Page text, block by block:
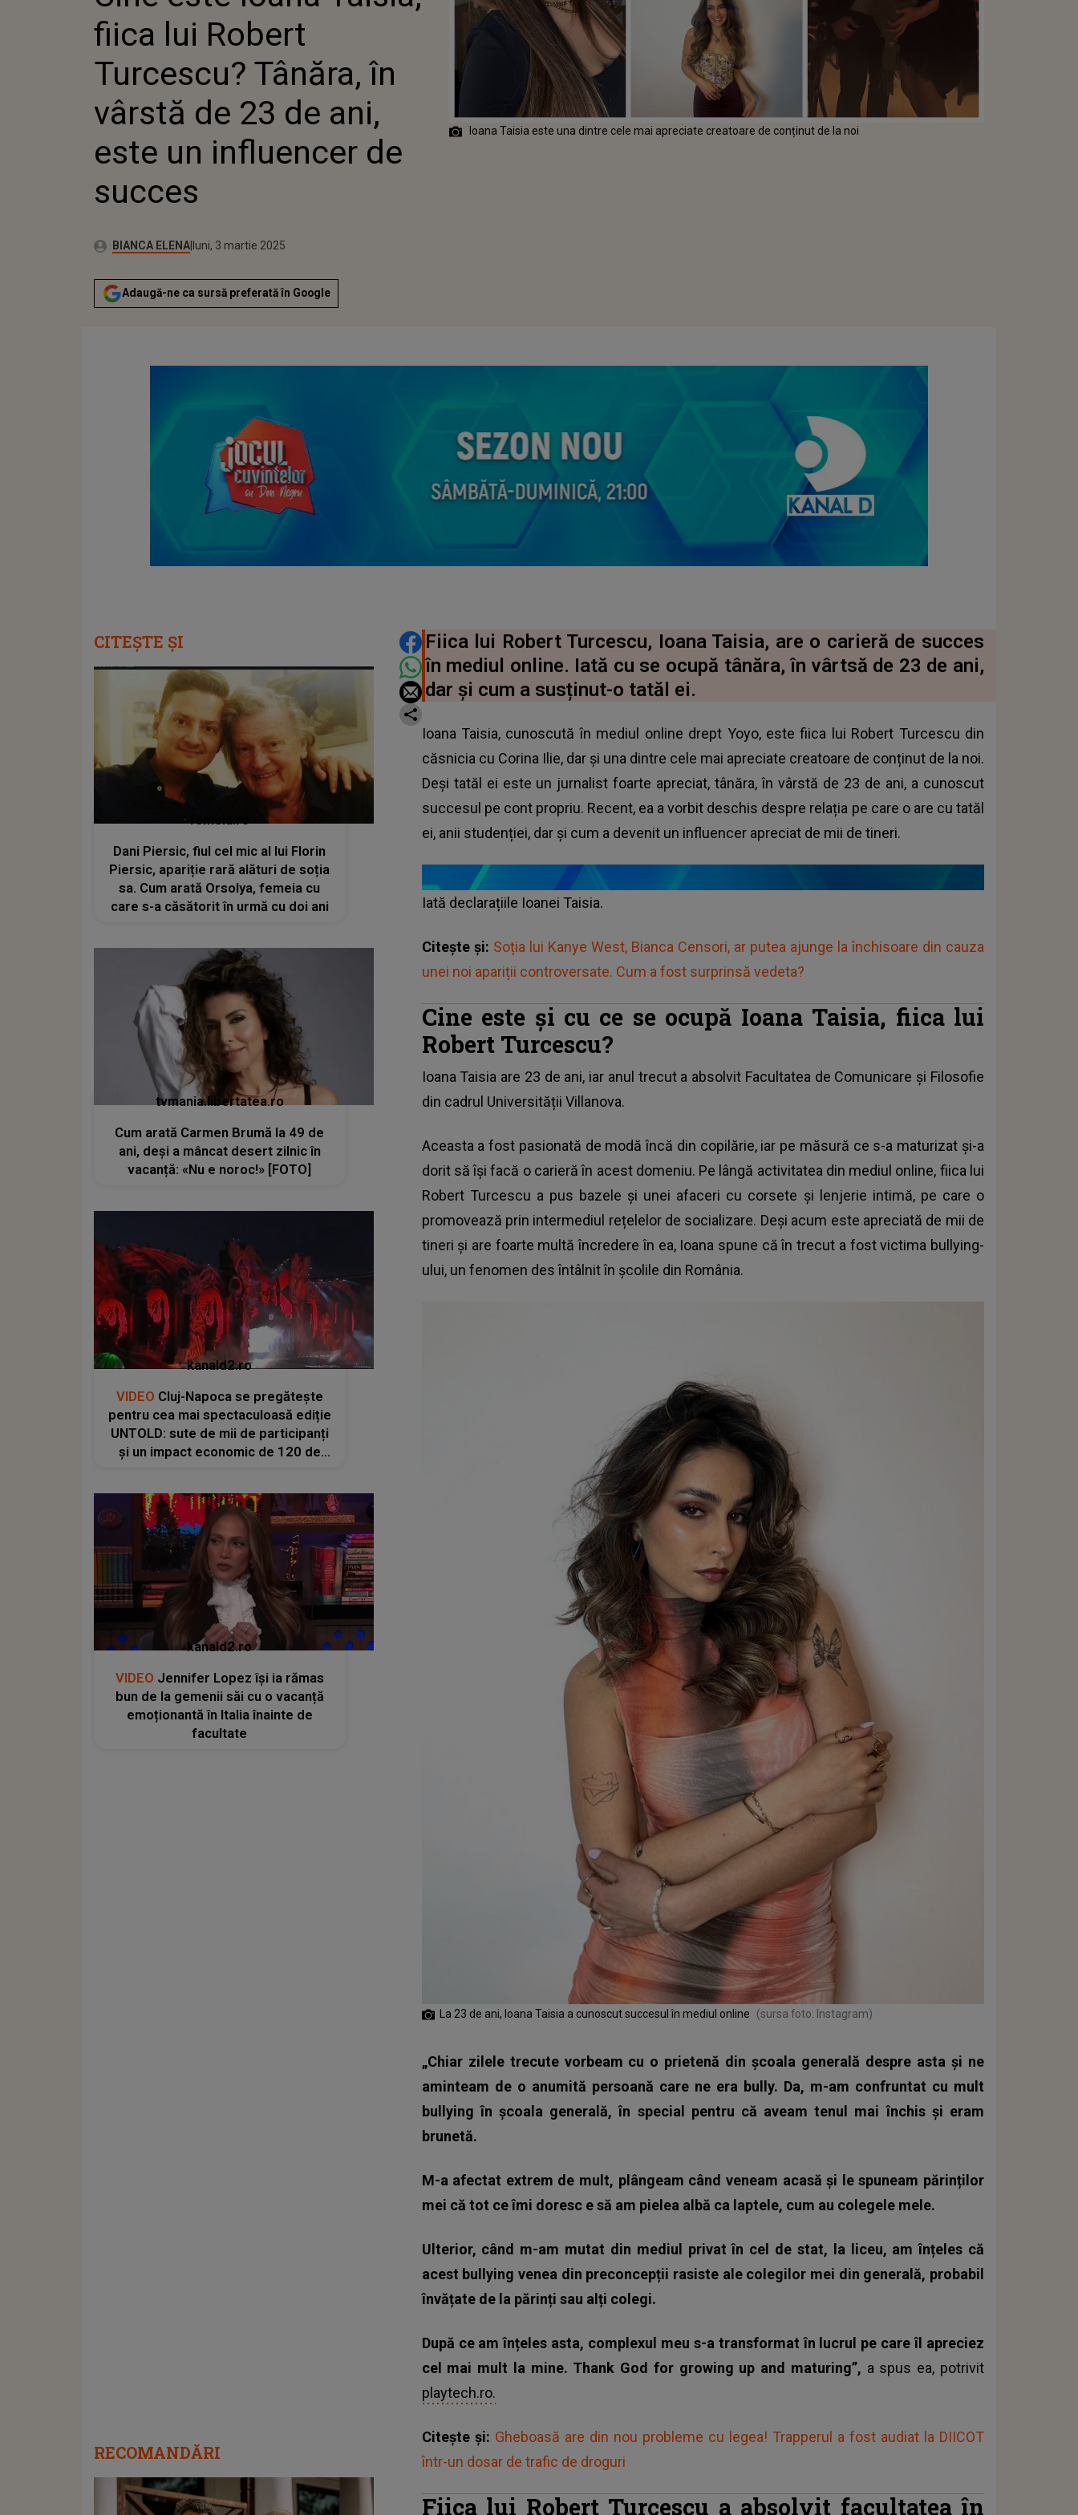
TÂNĂRA, ÎN VÂRSTĂ DE
SUCCES
fiica lui Robert
Turcescu? Tânăra, în
vârstă de 23 de ani,
este un influencer de
succes
Autor:BIANCA ELENAPublicat:
duminică, 3 martie 2024
Actualizat:
luni, 3 martie 2025
Adaugă-ne ca sursă preferată în Google
Ioana Taisia este una dintre cele mai apreciate creatoare de conținut de la noi
DISTRIBUIE ARTICOLUL
Fiica lui Robert Turcescu, Ioana Taisia, are o carieră de succes
în mediul online. Iată cu se ocupă tânăra, în vârtsă de 23 de ani,
dar și cum a susținut-o tatăl ei.
Ioana Taisia, cunoscută în mediul online drept Yoyo, este fiica lui Robert Turcescu din
căsnicia cu Corina Ilie, dar și una dintre cele mai apreciate creatoare de conținut de la noi.
Deși tatăl ei este un jurnalist foarte apreciat, tânăra, în vârstă de 23 de ani, a cunoscut
succesul pe cont propriu. Recent, ea a vorbit deschis despre relația pe care o are cu tatăl
ei, anii studenției, dar și cum a devenit un influencer apreciat de mii de tineri.
Iată declarațiile Ioanei Taisia.
Citește și: Soția lui Kanye West, Bianca Censori, ar putea ajunge la închisoare din cauza
unei noi apariții controversate. Cum a fost surprinsă vedeta?
Cine este și cu ce se ocupă Ioana Taisia, fiica lui
Robert Turcescu?
Ioana Taisia are 23 de ani, iar anul trecut a absolvit Facultatea de Comunicare și Filosofie
din cadrul Universității Villanova.
Aceasta a fost pasionată de modă încă din copilărie, iar pe măsură ce s-a maturizat și-a
dorit să își facă o carieră în acest domeniu. Pe lângă activitatea din mediul online, fiica lui
Robert Turcescu a pus bazele și unei afaceri cu corsete și lenjerie intimă, pe care o
promovează prin intermediul rețelelor de socializare. Deși acum este apreciată de mii de
tineri și are foarte multă încredere în ea, Ioana spune că în trecut a fost victima bullying-
ului, un fenomen des întâlnit în școlile din România.
La 23 de ani, Ioana Taisia a cunoscut succesul în mediul online (sursa foto: Instagram)
„Chiar zilele trecute vorbeam cu o prietenă din școala generală despre asta și ne
aminteam de o anumită persoană care ne era bully. Da, m-am confruntat cu mult
bullying în școala generală, în special pentru că aveam tenul mai închis și eram
brunetă.
M-a afectat extrem de mult, plângeam când veneam acasă și le spuneam părinților
mei că tot ce îmi doresc e să am pielea albă ca laptele, cum au colegele mele.
Ulterior, când m-am mutat din mediul privat în cel de stat, la liceu, am înțeles că
acest bullying venea din preconcepții rasiste ale colegilor mei din generală, probabil
învățate de la părinți sau alți colegi.
După ce am înțeles asta, complexul meu s-a transformat în lucrul pe care îl apreciez
cel mai mult la mine. Thank God for growing up and maturing”, a spus ea, potrivit
playtech.ro.
Citește și: Gheboasă are din nou probleme cu legea! Trapperul a fost audiat la DIICOT
într-un dosar de trafic de droguri
Fiica lui Robert Turcescu a absolvit facultatea în
CITEȘTE ȘI
femeia.ro
Dani Piersic, fiul cel mic al lui Florin
Piersic, apariție rară alături de soția
sa. Cum arată Orsolya, femeia cu
care s-a căsătorit în urmă cu doi ani
tvmania.libertatea.ro
Cum arată Carmen Brumă la 49 de
ani, deși a mâncat desert zilnic în
vacanță: «Nu e noroc!» [FOTO]
kanald2.ro
VIDEO Cluj-Napoca se pregătește
pentru cea mai spectaculoasă ediție
UNTOLD: sute de mii de participanți
și un impact economic de 120 de
kanald2.ro
VIDEO Jennifer Lopez își ia rămas
bun de la gemenii săi cu o vacanță
emoționantă în Italia înainte de
facultate
RECOMANDĂRI